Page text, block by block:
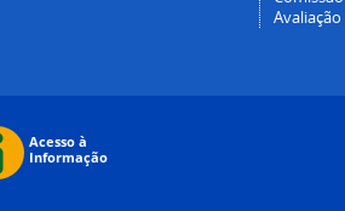
Avaliação